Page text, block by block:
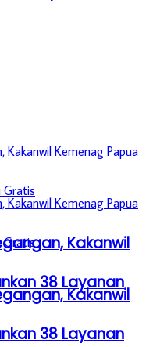
Kakanwil
38 Layanan
Kakanwil
38 Layanan